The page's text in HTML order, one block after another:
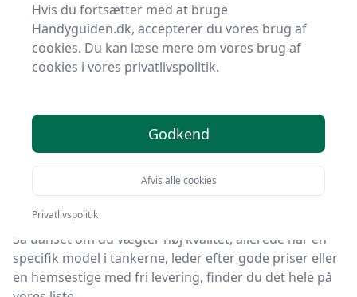
Hemsestige
Bedste hemsestiger
2025 - sammenlign 0
produkter
Leder du efter de bedste hemsestiger? På
HandyGuiden har vi udvalgt 0 produkter, så du let kan
finde din favorit.
Så uanset om du vægter høj kvalitet, allerede har en
specifik model i tankerne, leder efter gode priser eller
en hemsestige med fri levering, finder du det hele på
Hvis du fortsætter med at bruge
Handyguiden.dk, accepterer du vores brug af
cookies. Du kan læse mere om vores brug af
cookies i vores privatlivspolitik.
Godkend
Afvis alle cookies
Privatlivspolitik